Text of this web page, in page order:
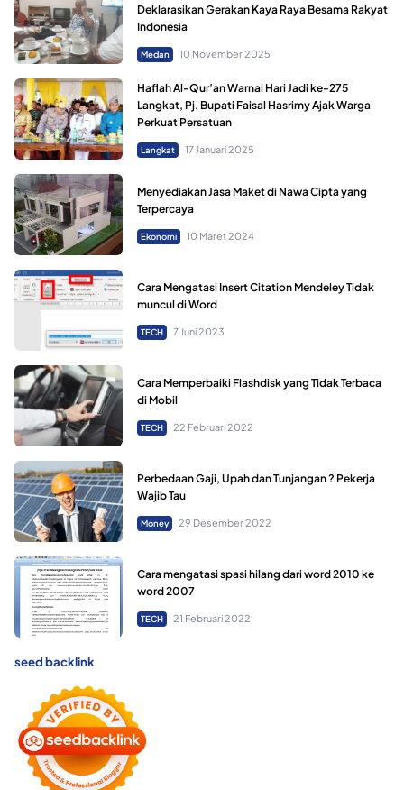
Deklarasikan Gerakan Kaya Raya Besama Rakyat
Indonesia
Medan 10 November 2025
Haflah Al-Qur’an Warnai Hari Jadi ke-275
Langkat, Pj. Bupati Faisal Hasrimy Ajak Warga
Perkuat Persatuan
Langkat 17 Januari 2025
Menyediakan Jasa Maket di Nawa Cipta yang
Terpercaya
Ekonomi 10 Maret 2024
Cara Mengatasi Insert Citation Mendeley Tidak
muncul di Word
TECH 7 Juni 2023
Cara Memperbaiki Flashdisk yang Tidak Terbaca
di Mobil
TECH 22 Februari 2022
Perbedaan Gaji, Upah dan Tunjangan ? Pekerja
Wajib Tau
Money 29 Desember 2022
Cara mengatasi spasi hilang dari word 2010 ke
word 2007
TECH 21 Februari 2022
seed backlink